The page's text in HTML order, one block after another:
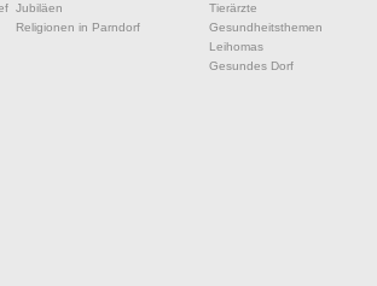
Jubiläen
Religionen in Parndorf
Tierärzte
Gesundheitsthemen
Leihomas
Gesundes Dorf